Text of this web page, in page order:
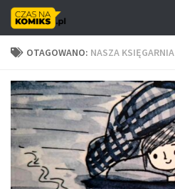
Skip to content
OTAGOWANO: NASZA KSIĘGARNIA